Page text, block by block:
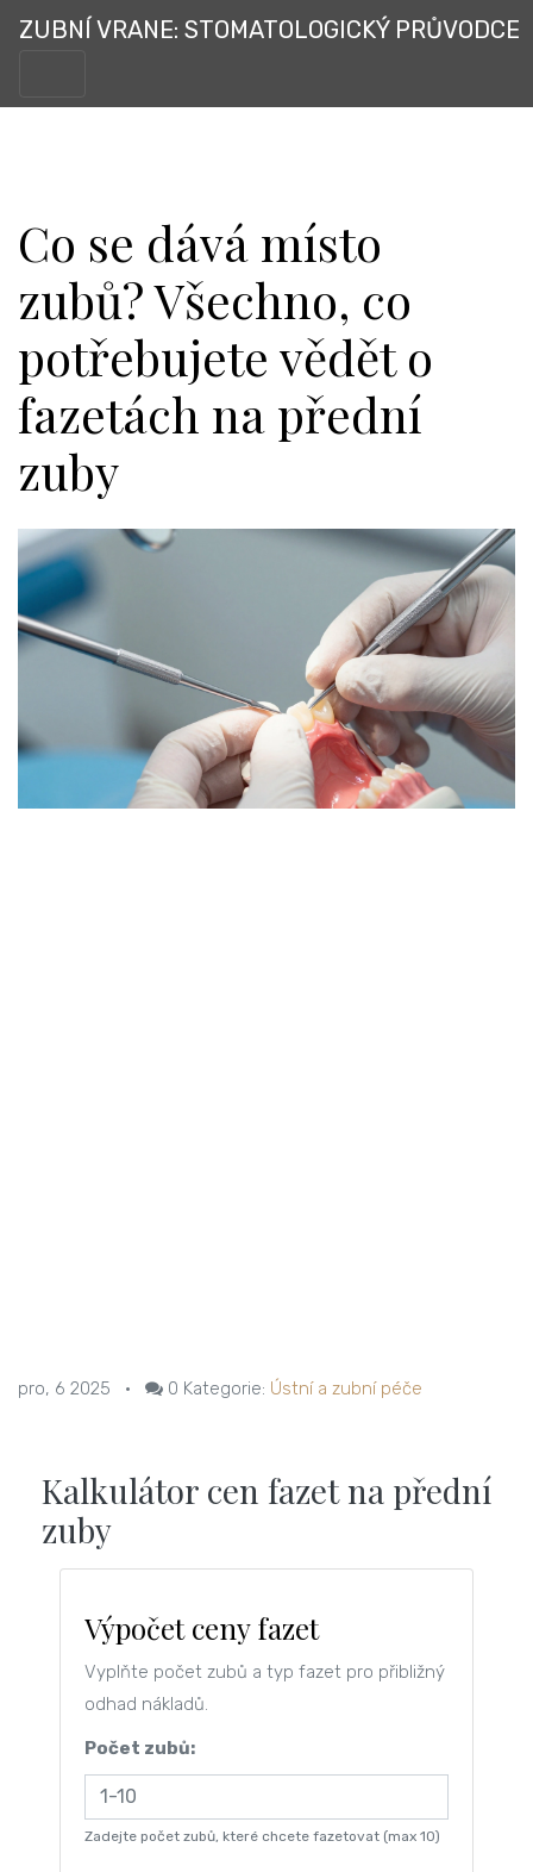
ZUBNÍ VRANE: STOMATOLOGICKÝ PRŮVODCE
Co se dává místo
zubů? Všechno, co
potřebujete vědět o
fazetách na přední
zuby
pro, 6 2025 • 0 Kategorie: Ústní a zubní péče
Kalkulátor cen fazet na přední
zuby
Výpočet ceny fazet
Vyplňte počet zubů a typ fazet pro přibližný
odhad nákladů.
Počet zubů:
Zadejte počet zubů, které chcete fazetovat (max 10)